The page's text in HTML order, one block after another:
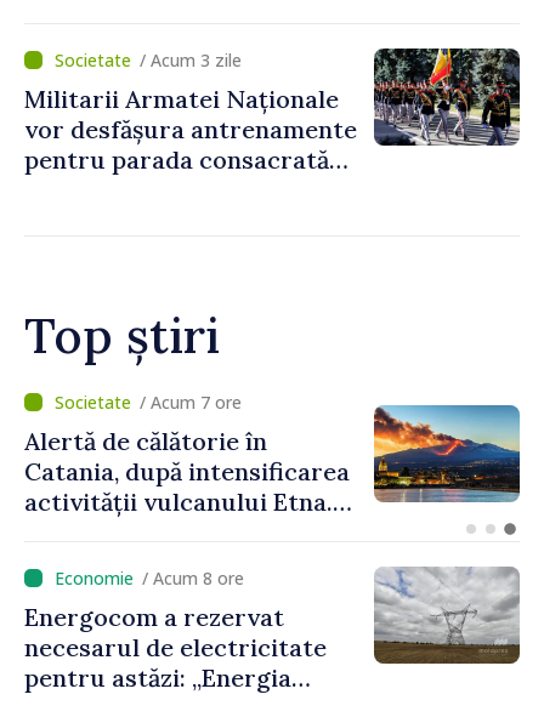
/ Acum 3 zile
Militarii Armatei Naționale
vor desfășura antrenamente
pentru parada consacrată
Top știri
/ Acum 2 ore
Prim-ministrul Vasile Tofan
a discutat cu omologul său
lituanian despre avansarea
Republicii Moldova
/ Acum 8 ore
Energocom a rezervat
necesarul de electricitate
pentru astăzi: „Energia